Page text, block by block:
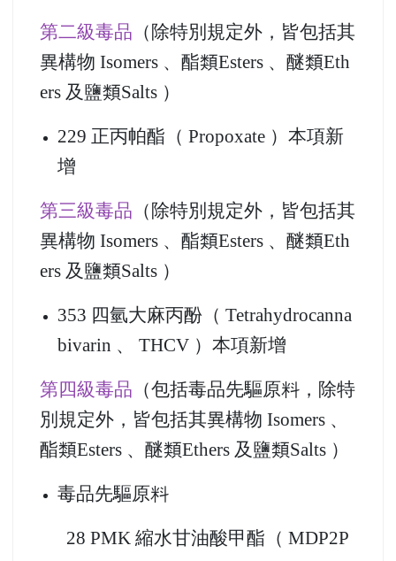
依據教育部 114 年 5 月 20 日臺教學
(五)字第 1140052442 號函辦理。
異構物 Isomers 、酯類Esters 、醚類Eth
ers 及鹽類Salts ）
229 正丙帕酯（ Propoxate ）本項新
增
異構物 Isomers 、酯類Esters 、醚類Eth
ers 及鹽類Salts ）
353 四氫大麻丙酚（ Tetrahydrocanna
bivarin 、 THCV ）本項新增
別規定外，皆包括其異構物 Isomers 、
酯類Esters 、醚類Ethers 及鹽類Salts ）